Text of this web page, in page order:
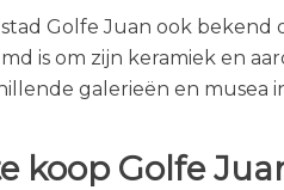
Golfe Juan ook
is om zijn keramiek en
galerieën en musea
koop Golfe